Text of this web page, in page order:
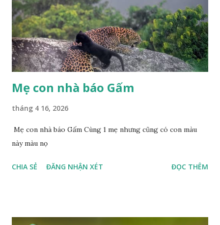
Mẹ con nhà báo Gấm
tháng 4 16, 2026
Mẹ con nhà báo Gấm Cùng 1 mẹ nhưng cũng có con màu
này màu nọ
CHIA SẺ ĐĂNG NHẬN XÉT ĐỌC THÊM